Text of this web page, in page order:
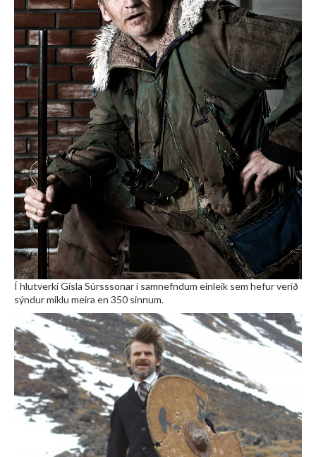
Í hlutverki Gísla Súrsssonar í samnefndum einleik sem hefur verið
sýndur miklu meira en 350 sinnum.